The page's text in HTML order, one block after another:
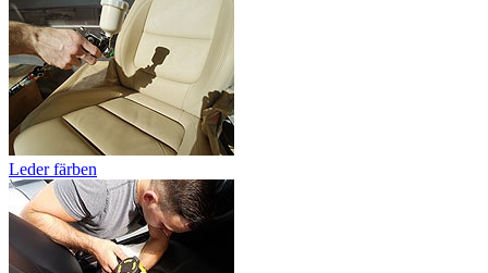
Leder färben